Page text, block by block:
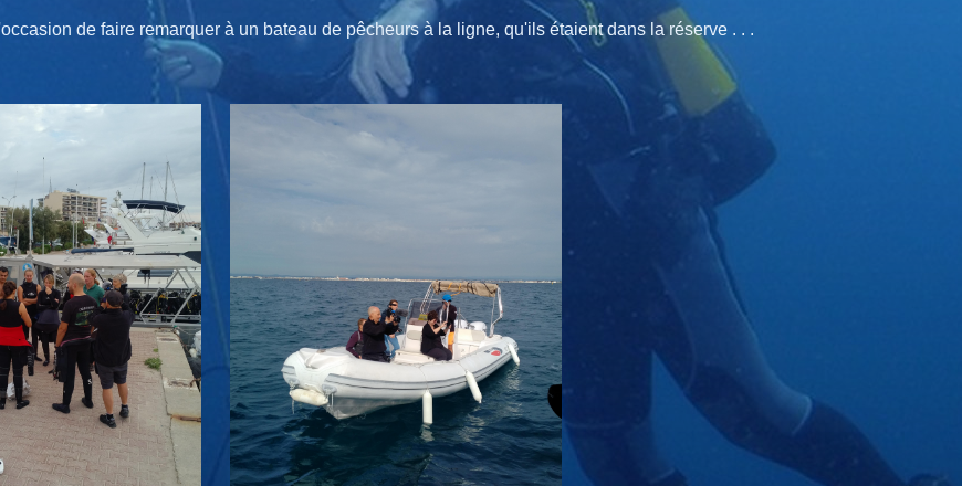
de faire remarquer à un bateau de pêcheurs à la ligne, qu'ils étaient dans la réserve . . .